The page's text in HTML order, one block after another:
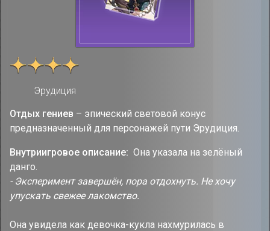
Эрудиция
Отдых гениев – эпический световой конус
предназначенный для персонажей пути Эрудиция.
Внутриигровое описание: Она указала на зелёный
данго.
- Эксперимент завершён, пора отдохнуть. Не хочу
упускать свежее лакомство.
Она увидела как девочка-кукла нахмурилась в